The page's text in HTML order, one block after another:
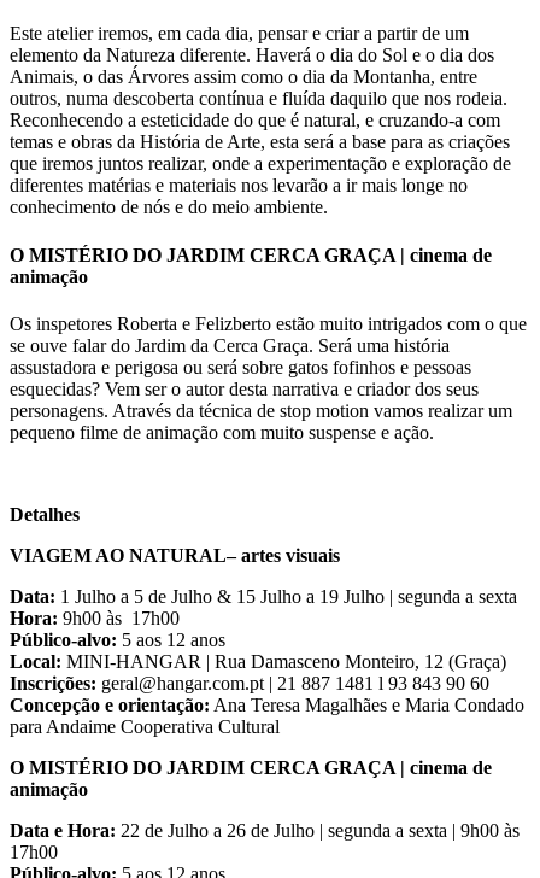
Este atelier iremos, em cada dia, pensar e criar a partir de um
elemento da Natureza diferente. Haverá o dia do Sol e o dia dos
Animais, o das Árvores assim como o dia da Montanha, entre
outros, numa descoberta contínua e fluída daquilo que nos rodeia.
Reconhecendo a esteticidade do que é natural, e cruzando-a com
temas e obras da História de Arte, esta será a base para as criações
que iremos juntos realizar, onde a experimentação e exploração de
diferentes matérias e materiais nos levarão a ir mais longe no
conhecimento de nós e do meio ambiente.
O MISTÉRIO DO JARDIM CERCA GRAÇA | cinema de
animação
Os inspetores Roberta e Felizberto estão muito intrigados com o que
se ouve falar do Jardim da Cerca Graça. Será uma história
assustadora e perigosa ou será sobre gatos fofinhos e pessoas
esquecidas? Vem ser o autor desta narrativa e criador dos seus
personagens. Através da técnica de stop motion vamos realizar um
pequeno filme de animação com muito suspense e ação.
Detalhes
VIAGEM AO NATURAL– artes visuais
Data: 1 Julho a 5 de Julho & 15 Julho a 19 Julho | segunda a sexta
Hora: 9h00 às 17h00
Público-alvo: 5 aos 12 anos
Local: MINI-HANGAR | Rua Damasceno Monteiro, 12 (Graça)
Inscrições: geral@hangar.com.pt | 21 887 1481 l 93 843 90 60
Concepção e orientação: Ana Teresa Magalhães e Maria Condado
para Andaime Cooperativa Cultural
O MISTÉRIO DO JARDIM CERCA GRAÇA | cinema de
animação
Data e Hora: 22 de Julho a 26 de Julho | segunda a sexta | 9h00 às
17h00
Público-alvo: 5 aos 12 anos